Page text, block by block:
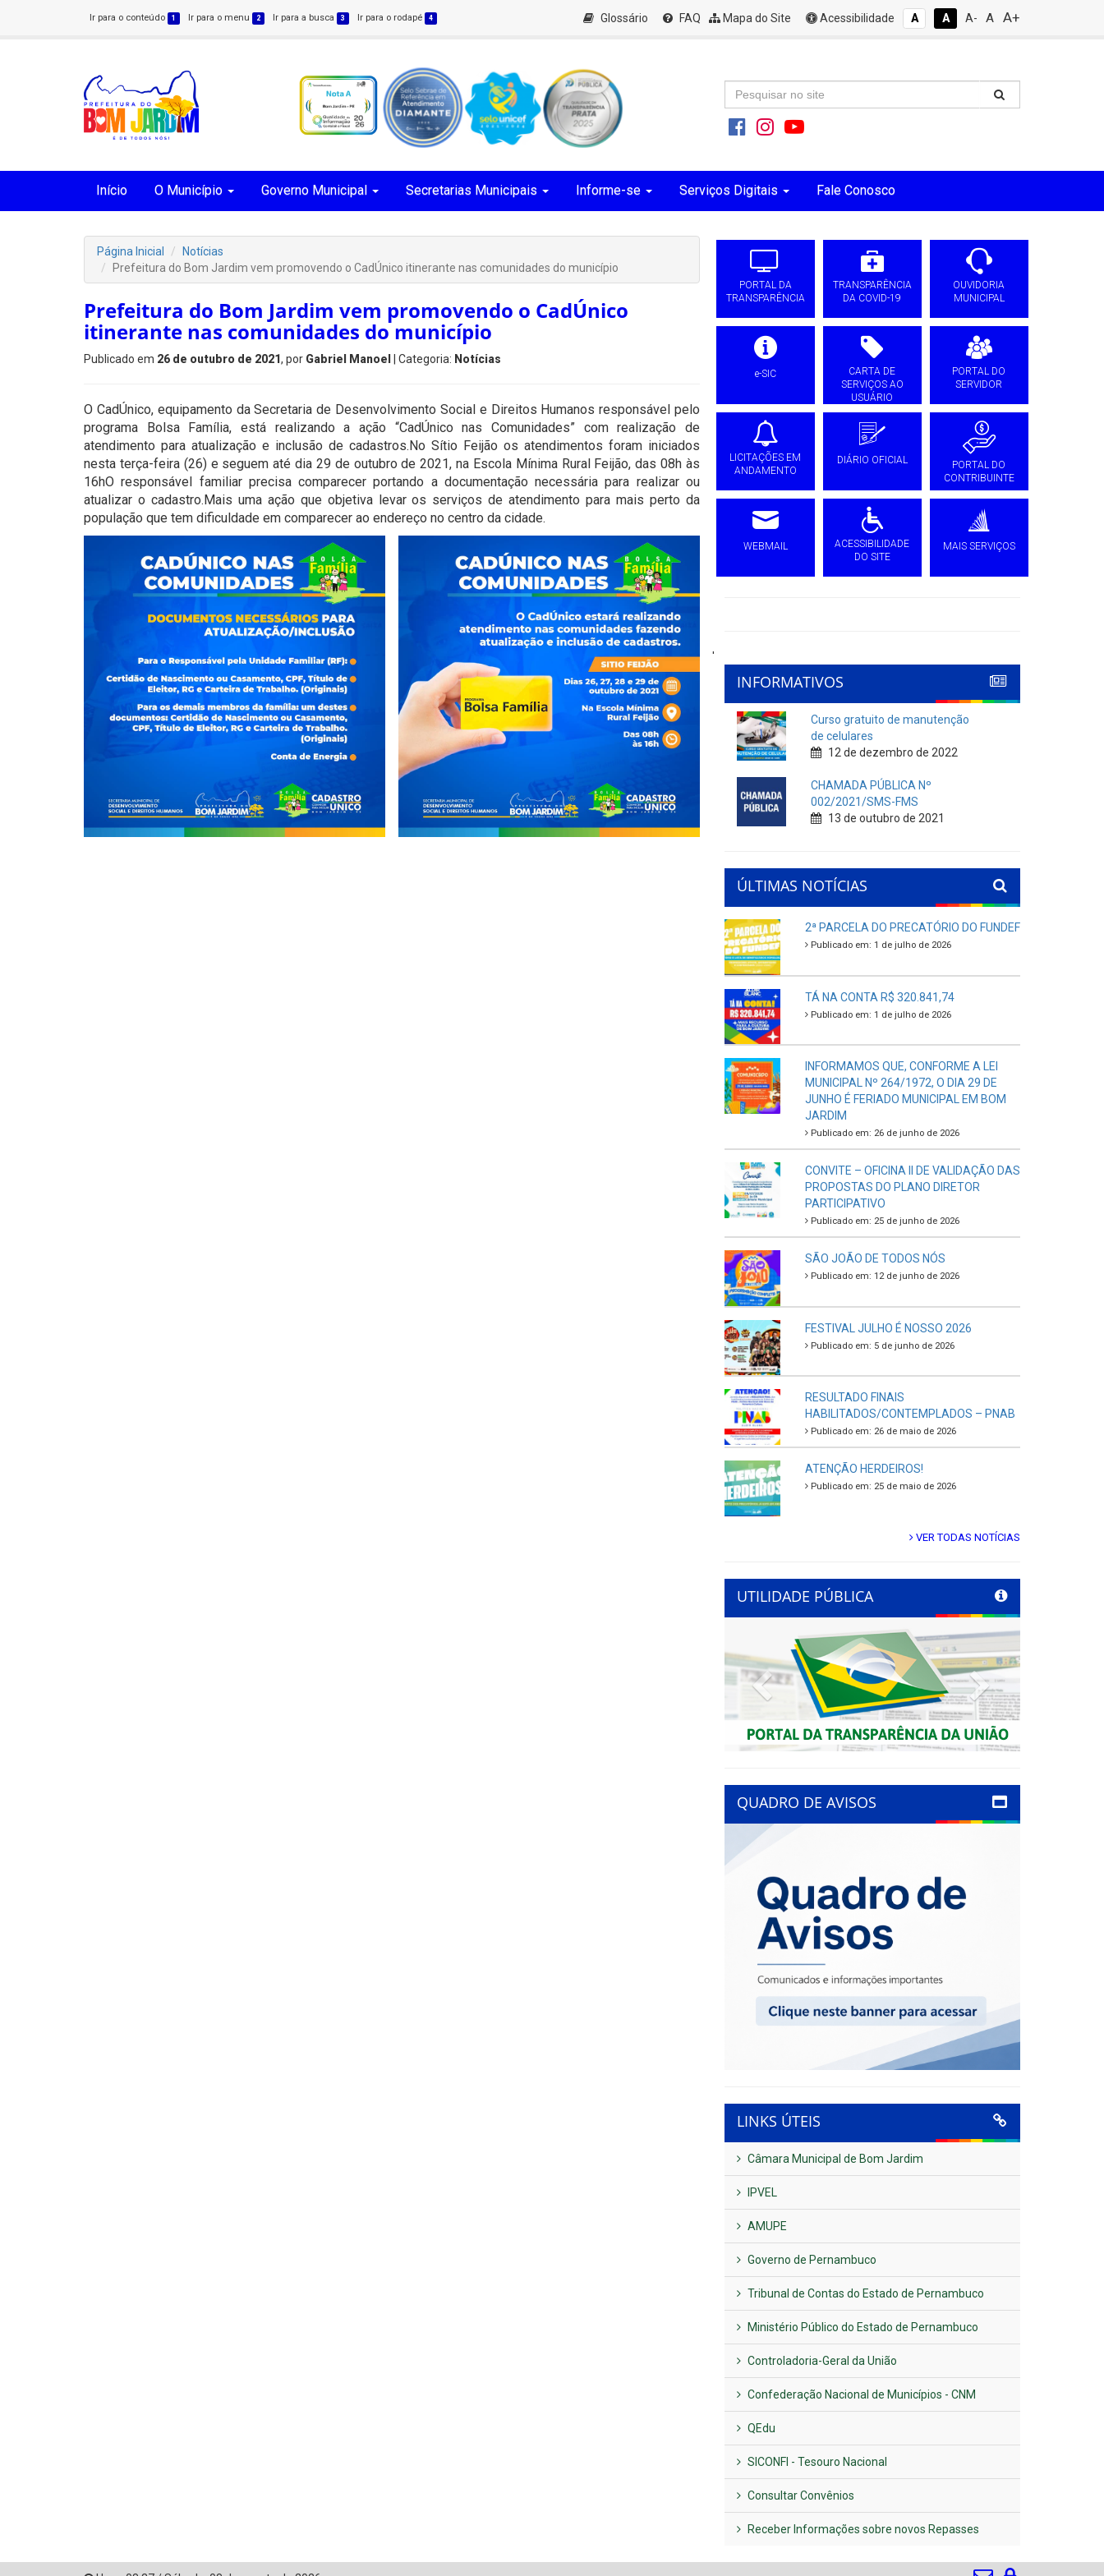
Ir para o conteúdo 1 Ir para o menu 2 Ir para a busca 3 Ir para o rodapé 4 Glossário FAQ Mapa do Site Acessibilidade A A A- A A+
Início O Município Governo Municipal Secretarias Municipais Informe-se Serviços Digitais Fale Conosco
Página Inicial
Notícias
Prefeitura do Bom Jardim vem promovendo o CadÚnico itinerante nas comunidades do município
Prefeitura do Bom Jardim vem promovendo o CadÚnico
itinerante nas comunidades do município
Publicado em 26 de outubro de 2021, por Gabriel Manoel | Categoria: Notícias
O CadÚnico, equipamento da Secretaria de Desenvolvimento Social e Direitos Humanos responsável pelo
programa Bolsa Família, está realizando a ação “CadÚnico nas Comunidades” com realização de
atendimento para atualização e inclusão de cadastros.No Sítio Feijão os atendimentos foram iniciados
nesta terça-feira (26) e seguem até dia 29 de outubro de 2021, na Escola Mínima Rural Feijão, das 08h às
16hO responsável familiar precisa comparecer portando a documentação necessária para realizar ou
atualizar o cadastro.Mais uma ação que objetiva levar os serviços de atendimento para mais perto da
população que tem dificuldade em comparecer ao endereço no centro da cidade.
PORTAL DA
TRANSPARÊNCIA
TRANSPARÊNCIA
DA COVID-19
OUVIDORIA
MUNICIPAL
e-SIC
CARTA DE
SERVIÇOS AO
USUÁRIO
PORTAL DO
SERVIDOR
LICITAÇÕES EM
ANDAMENTO
DIÁRIO OFICIAL
PORTAL DO
CONTRIBUINTE
WEBMAIL
ACESSIBILIDADE
DO SITE
MAIS SERVIÇOS
'
INFORMATIVOS
Curso gratuito de manutenção
de celulares
12 de dezembro de 2022
CHAMADA PÚBLICA Nº
002/2021/SMS-FMS
13 de outubro de 2021
ÚLTIMAS NOTÍCIAS
2ª PARCELA DO PRECATÓRIO DO FUNDEF
Publicado em: 1 de julho de 2026
TÁ NA CONTA R$ 320.841,74
Publicado em: 1 de julho de 2026
INFORMAMOS QUE, CONFORME A LEI
MUNICIPAL Nº 264/1972, O DIA 29 DE
JUNHO É FERIADO MUNICIPAL EM BOM
JARDIM
Publicado em: 26 de junho de 2026
CONVITE – OFICINA II DE VALIDAÇÃO DAS
PROPOSTAS DO PLANO DIRETOR
PARTICIPATIVO
Publicado em: 25 de junho de 2026
SÃO JOÃO DE TODOS NÓS
Publicado em: 12 de junho de 2026
FESTIVAL JULHO É NOSSO 2026
Publicado em: 5 de junho de 2026
RESULTADO FINAIS
HABILITADOS/CONTEMPLADOS – PNAB
Publicado em: 26 de maio de 2026
ATENÇÃO HERDEIROS!
Publicado em: 25 de maio de 2026
VER TODAS NOTÍCIAS
UTILIDADE PÚBLICA
Previous Next
QUADRO DE AVISOS
LINKS ÚTEIS
Câmara Municipal de Bom Jardim
IPVEL
AMUPE
Governo de Pernambuco
Tribunal de Contas do Estado de Pernambuco
Ministério Público do Estado de Pernambuco
Controladoria-Geral da União
Confederação Nacional de Municípios - CNM
QEdu
SICONFI - Tesouro Nacional
Consultar Convênios
Receber Informações sobre novos Repasses